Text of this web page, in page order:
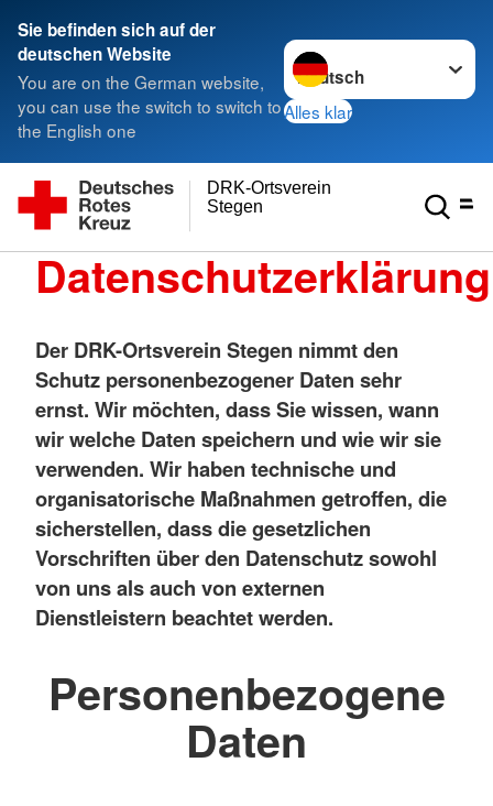
Sie befinden sich auf der
deutschen Website
You are on the German website,
you can use the switch to switch to
the English one
Sprache wechseln zu
Alles klar
Stegen
DRK-Ortsverein
Datenschutzerklärung
Der DRK-Ortsverein Stegen nimmt den
Schutz personenbezogener Daten sehr
ernst. Wir möchten, dass Sie wissen, wann
wir welche Daten speichern und wie wir sie
verwenden. Wir haben technische und
organisatorische Maßnahmen getroffen, die
sicherstellen, dass die gesetzlichen
Vorschriften über den Datenschutz sowohl
von uns als auch von externen
Dienstleistern beachtet werden.
Personenbezogene
Daten